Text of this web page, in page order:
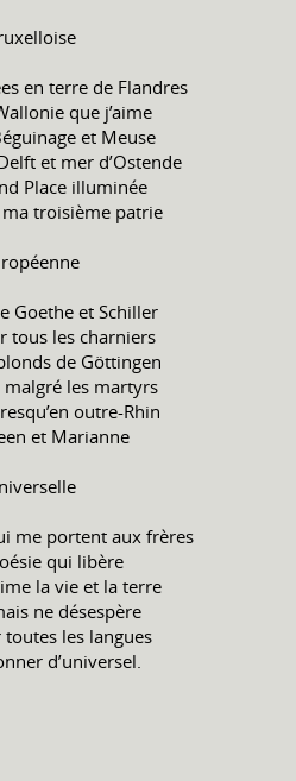
en terre de Flandres
que j’aime
et Meuse
et mer d’Ostende
Place illuminée
troisième patrie
Goethe et Schiller
tous les charniers
de Göttingen
les martyrs
outre-Rhin
et Marianne
me portent aux frères
qui libère
la vie et la terre
ne désespère
les langues
d’universel.